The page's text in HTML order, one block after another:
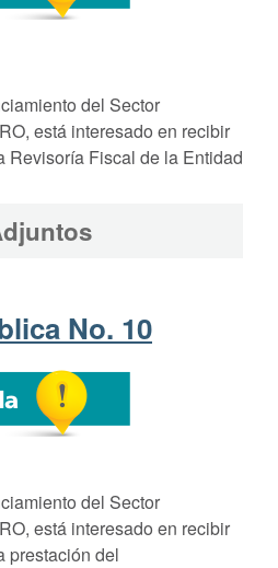
del Sector
está interesado en recibir
Revisoría Fiscal de la Entidad
No. 10
del Sector
está interesado en recibir
prestación del